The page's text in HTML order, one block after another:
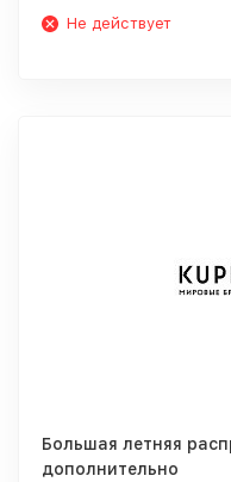
Не действует
Большая летняя
дополнительно